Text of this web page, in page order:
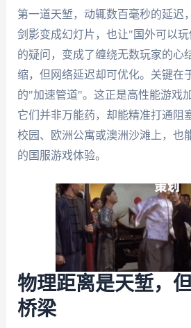
第一道天堑，动辄数百毫秒的延迟
剑影变成幻灯片，也让"国外可以
的疑问，变成了缠绕无数玩家的心
缩，但网络延迟却可优化。关键在
的"加速管道"。这正是高性能游
它们并非万能药，却能精准打通阻
校园、欧洲公寓或澳洲沙滩上，也
的国服游戏体验。
物理距离是天堑，
桥梁